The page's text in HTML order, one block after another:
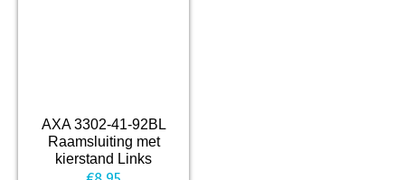
AXA 3302-41-92BL
Raamsluiting met
kierstand Links